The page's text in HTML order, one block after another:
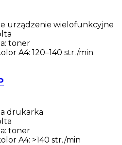
urządzenie wielofunkcyjne
: toner
A4: 120–140 str./min
drukarka
: toner
A4: >140 str./min